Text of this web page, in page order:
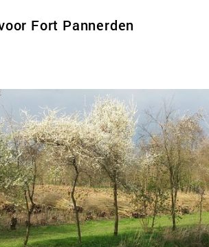
Fort Pannerden